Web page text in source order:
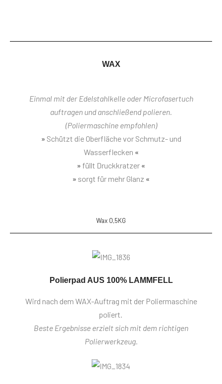
WAX
Einmal mit der Edelstahlkelle oder Microfasertuch
auftragen und anschließend polieren.
(Poliermaschine empfohlen)
»Schützt die Oberfläche vor Schmutz- und
Wasserflecken «
» füllt Druckkratzer «
» sorgt für mehr Glanz «
Wax 0,5KG
Polierpad AUS 100% LAMMFELL
Wird nach dem WAX-Auftrag mit der Poliermaschine
poliert.
Beste Ergebnisse erzielt sich mit dem richtigen
Polierwerkzeug.